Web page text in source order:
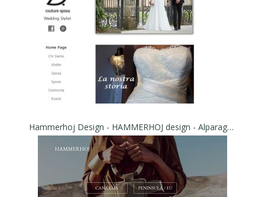
Hammerhoj Design - HAMMERHOJ design - Alparagatas y Complementos